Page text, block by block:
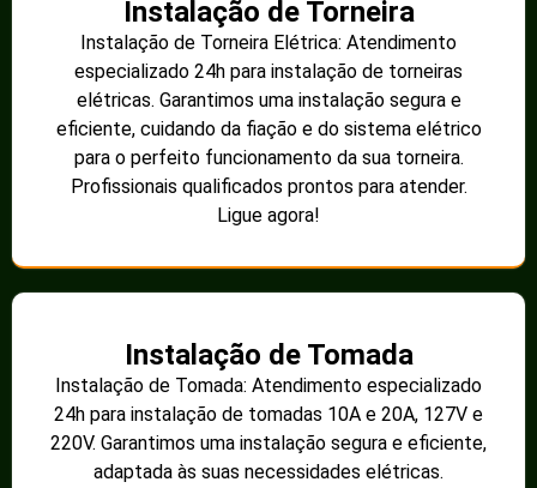
Instalação de Torneira
Instalação de Torneira Elétrica: Atendimento
especializado 24h para instalação de torneiras
elétricas. Garantimos uma instalação segura e
eficiente, cuidando da fiação e do sistema elétrico
para o perfeito funcionamento da sua torneira.
Profissionais qualificados prontos para atender.
Ligue agora!
Instalação de Tomada
Instalação de Tomada: Atendimento especializado
24h para instalação de tomadas 10A e 20A, 127V e
220V. Garantimos uma instalação segura e eficiente,
adaptada às suas necessidades elétricas.